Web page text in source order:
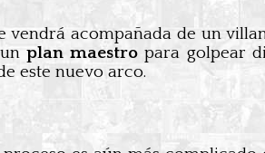
acompañada de un
plan maestro para golpear
este nuevo arco.